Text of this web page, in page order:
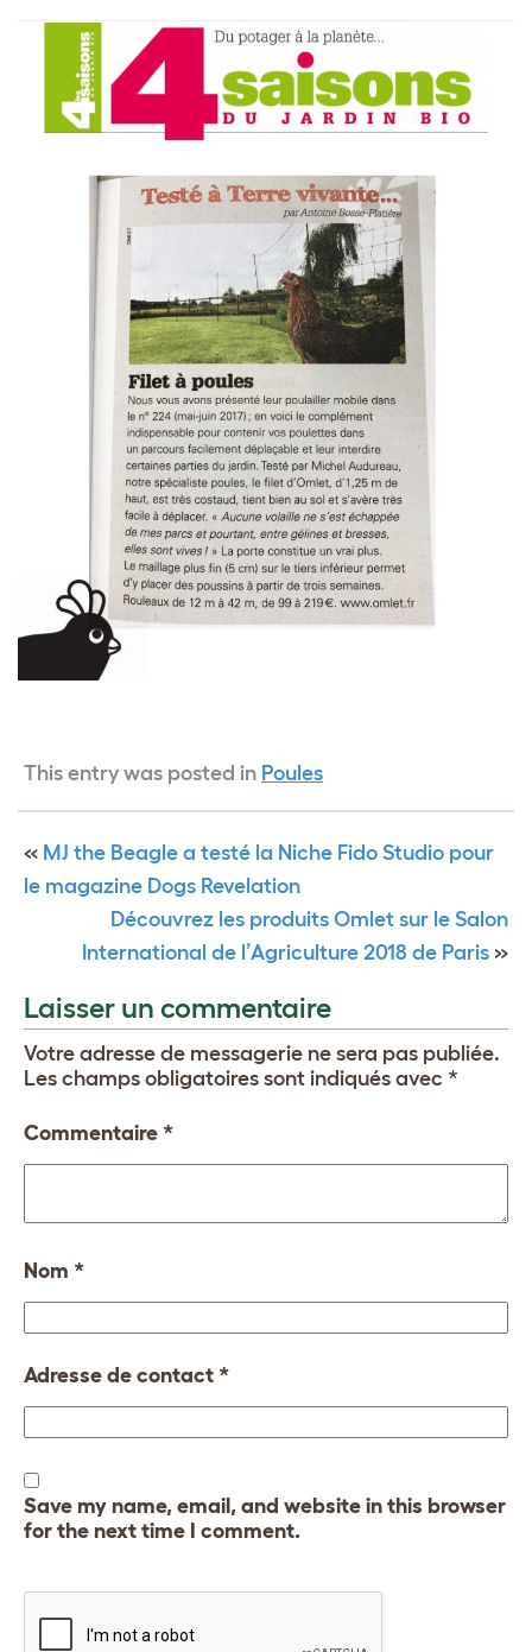
This entry was posted in Poules
« MJ the Beagle a testé la Niche Fido Studio pour
le magazine Dogs Revelation
Découvrez les produits Omlet sur le Salon
International de l’Agriculture 2018 de Paris »
Laisser un commentaire
Votre adresse de messagerie ne sera pas publiée.
Les champs obligatoires sont indiqués avec *
Commentaire *
Nom *
Adresse de contact *
Save my name, email, and website in this browser
for the next time I comment.